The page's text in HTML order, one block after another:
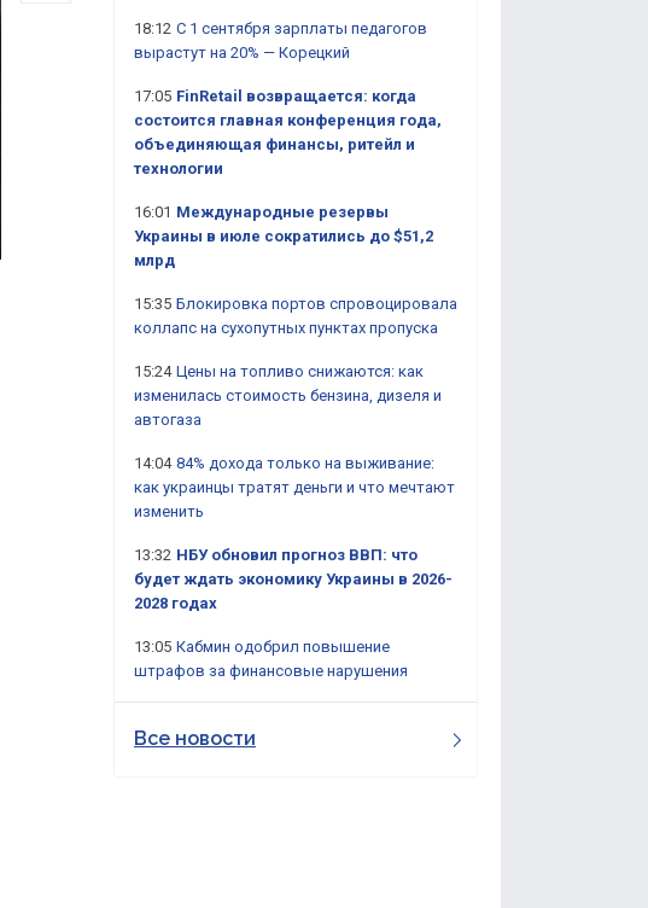
18:12 С 1 сентября зарплаты педагогов
вырастут на 20% — Корецкий
17:05 FinRetail возвращается: когда
состоится главная конференция года,
объединяющая финансы, ритейл и
технологии
16:01 Международные резервы
Украины в июле сократились до $51,2
млрд
15:35 Блокировка портов спровоцировала
коллапс на сухопутных пунктах пропуска
15:24 Цены на топливо снижаются: как
изменилась стоимость бензина, дизеля и
автогаза
14:04 84% дохода только на выживание:
как украинцы тратят деньги и что мечтают
изменить
13:32 НБУ обновил прогноз ВВП: что
будет ждать экономику Украины в 2026-
2028 годах
13:05 Кабмин одобрил повышение
штрафов за финансовые нарушения
Все новости